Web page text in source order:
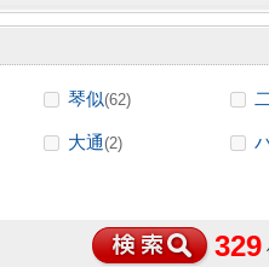
琴似(62)
大通(2)
329